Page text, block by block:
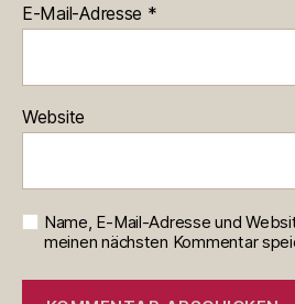
E-Mail-Adresse *
Website
Name, E-Mail-Adresse und
meinen nächsten Kommentar